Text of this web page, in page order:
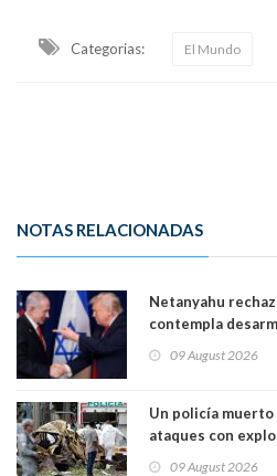
Categorias: El Mundo
NOTAS RELACIONADAS
Netanyahu
contempla
09 August 2026
Un policía
ataques con
09 August 2026